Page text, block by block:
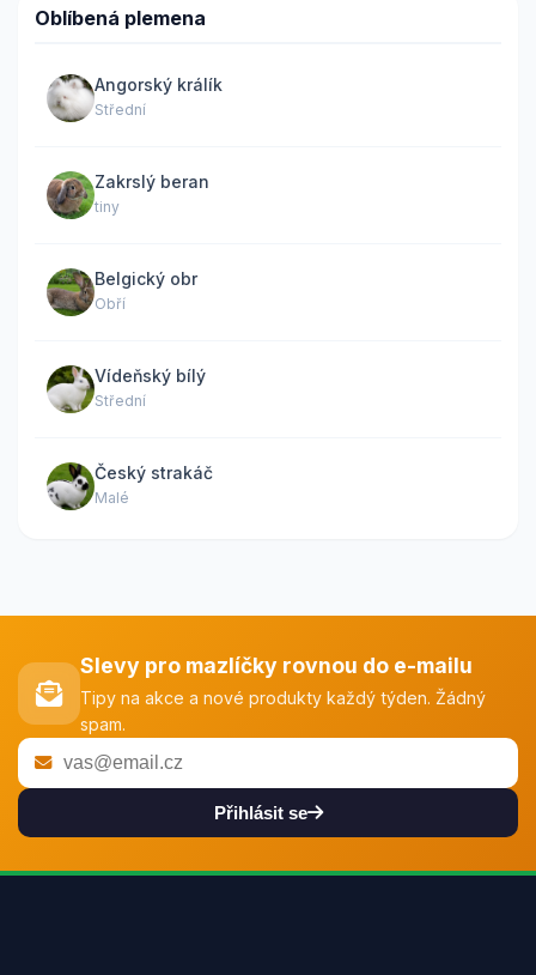
Oblíbená plemena
Angorský králík
Střední
Zakrslý beran
tiny
Belgický obr
Obří
Vídeňský bílý
Střední
Český strakáč
Malé
Slevy pro mazlíčky rovnou do e-mailu
Tipy na akce a nové produkty každý týden. Žádný
spam.
Přihlásit se